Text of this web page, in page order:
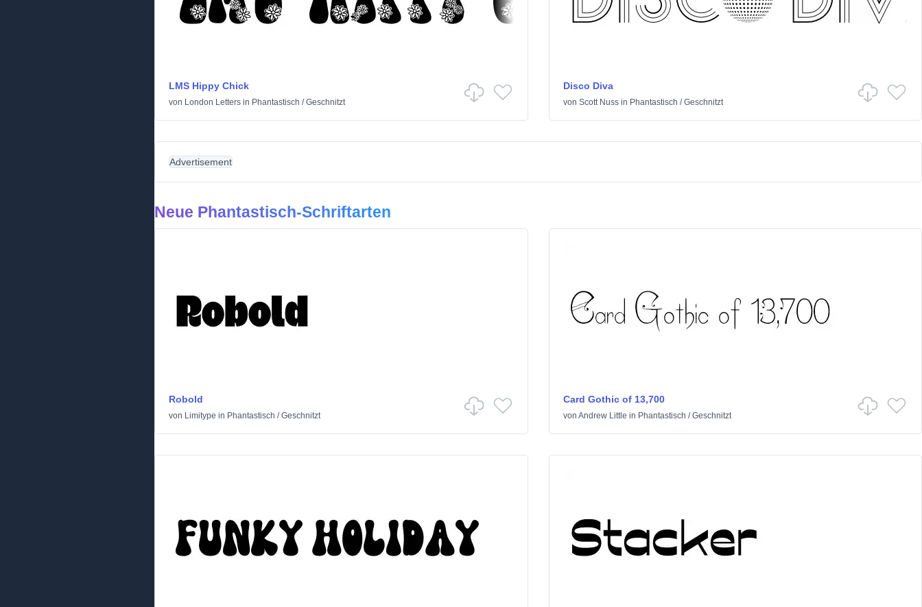
LMS Hippy Chick
von London Letters in Phantastisch /Geschnitzt
Disco Diva
von Scott Nussin Phantastisch /Geschnitzt
Advertisement
Neue Phantastisch-Schriftarten
Robold
von Limitype in Phantastisch /Geschnitzt
Card Gothic of 13,700
von Andrew Little in Phantastisch /Geschnitzt